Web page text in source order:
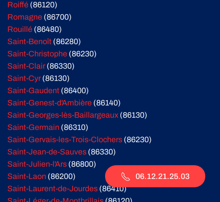
Roiffé (86120)
Romagne (86700)
Rouillé (86480)
Saint-Benoît (86280)
Saint-Christophe (86230)
Saint-Clair(86330)
Saint-Cyr(86130)
Saint-Gaudent (86400)
Saint-Genest-d'Ambière (86140)
Saint-Georges-lès-Baillargeaux (86130)
Saint-Germain (86310)
Saint-Gervais-les-Trois-Clochers (86230)
Saint-Jean-de-Sauves (86330)
Saint-Julien-l'Ars (86800)
Saint-Laon (86200)
Saint-Laurent-de-Jourdes (86410)
06.12.21.25.03